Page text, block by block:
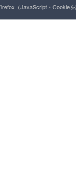
（JavaScript・Cookie